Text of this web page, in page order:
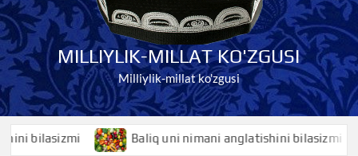
MILLIYLIK-MILLAT KO'ZGUSI
Milliylik-millat ko'zgusi
Baliq uni nimani anglatishini bilasizmi